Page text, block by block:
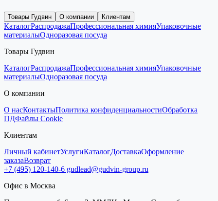
Товары Гудвин О компании Клиентам
КаталогРаспродажаПрофессиональная химияУпаковочные
материалыОдноразовая посуда
Товары Гудвин
КаталогРаспродажаПрофессиональная химияУпаковочные
материалыОдноразовая посуда
О компании
О насКонтактыПолитика конфиденциальностиОбработка
ПДФайлы Cookie
Клиентам
Личный кабинетУслугиКаталогДоставкаОформление
заказаВозврат
+7 (495) 120-140-6 gudlead@gudvin-group.ru
Офис в Москва